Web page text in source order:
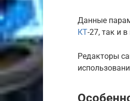
Данные
КТ-27, так и
Редакторы